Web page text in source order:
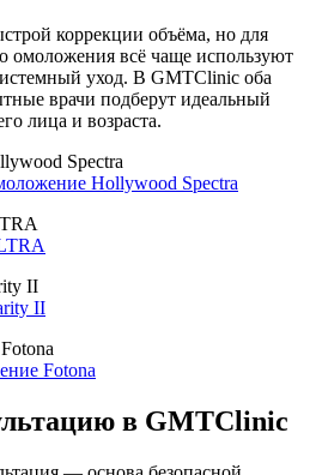
коррекции объёма, но для
омоложения всё чаще используют
уход. В GMTClinic оба
врачи подберут идеальный
лица и возраста.
Spectra
Hollywood Spectra
II
II
Fotona
в GMTClinic